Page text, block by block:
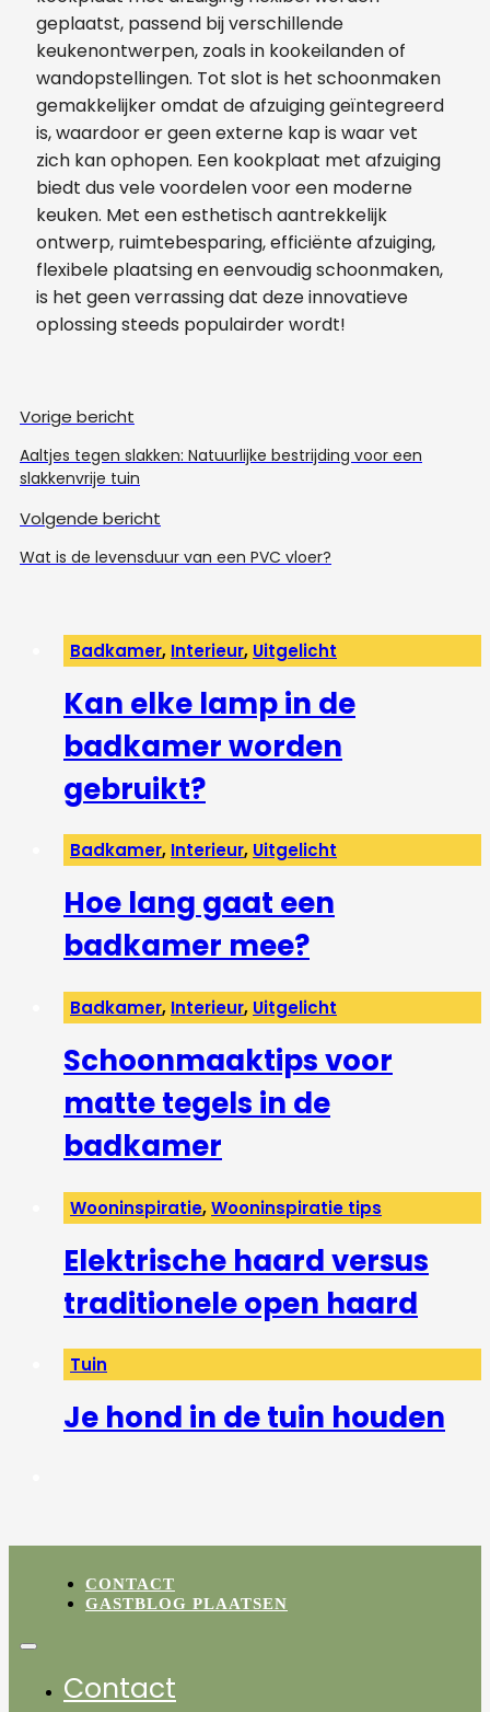
geplaatst, passend bij verschillende
keukenontwerpen, zoals in kookeilanden of
wandopstellingen. Tot slot is het schoonmaken
gemakkelijker omdat de afzuiging geïntegreerd
is, waardoor er geen externe kap is waar vet
zich kan ophopen. Een kookplaat met afzuiging
biedt dus vele voordelen voor een moderne
keuken. Met een esthetisch aantrekkelijk
ontwerp, ruimtebesparing, efficiënte afzuiging,
flexibele plaatsing en eenvoudig schoonmaken,
is het geen verrassing dat deze innovatieve
oplossing steeds populairder wordt!
Vorige bericht
Aaltjes tegen slakken: Natuurlijke bestrijding voor een
slakkenvrije tuin
Volgende bericht
Wat is de levensduur van een PVC vloer?
Badkamer, Interieur, Uitgelicht
Kan elke lamp in de
badkamer worden
gebruikt?
Badkamer, Interieur, Uitgelicht
Hoe lang gaat een
badkamer mee?
Badkamer, Interieur, Uitgelicht
Schoonmaaktips voor
matte tegels in de
badkamer
Wooninspiratie,Wooninspiratie tips
Elektrische haard versus
traditionele open haard
Tuin
Je hond in de tuin houden
CONTACT
GASTBLOG PLAATSEN
Contact